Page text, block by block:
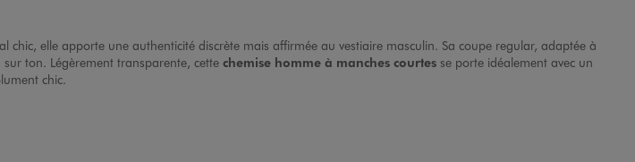
chic, elle apporte une authenticité discrète mais affirmée au vestiaire masculin. Sa coupe regular, adaptée à
ton. Légèrement transparente, cette chemise homme à manches courtes se porte idéalement avec un
chic.